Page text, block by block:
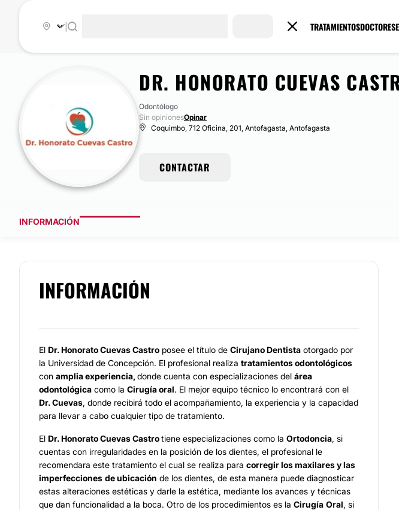
TRATAMIENTOSDOCTORES
DR. HONORATO CUEVAS
Odontólogo
Sin opinionesOpinar
Coquimbo, 712 Oficina, 201, Antofagasta, Antofagasta
CONTACTAR
INFORMACIÓN
INFORMACIÓN
El Dr. Honorato Cuevas Castro posee el título de Cirujano Dentista otorgado por
la Universidad de Concepción. El profesional realiza tratamientos odontológicos
con amplia experiencia, donde cuenta con especializaciones del área
odontológica como la Cirugía oral. El mejor equipo técnico lo encontrará con el
Dr. Cuevas, donde recibirá todo el acompañamiento, la experiencia y la capacidad
para llevar a cabo cualquier tipo de tratamiento.
El Dr. Honorato Cuevas Castrotiene especializaciones como la Ortodoncia, si
cuentas con irregularidades en la posición de los dientes, el profesional le
recomendara este tratamiento el cual se realiza para corregir los maxilares y las
imperfecciones de ubicación de los dientes, de esta manera puede diagnosticar
estas alteraciones estéticas y darle la estética, mediante los avances y técnicas
que dan funcionalidad a la boca. Otro de los procedimientos es la Cirugía Oral, si